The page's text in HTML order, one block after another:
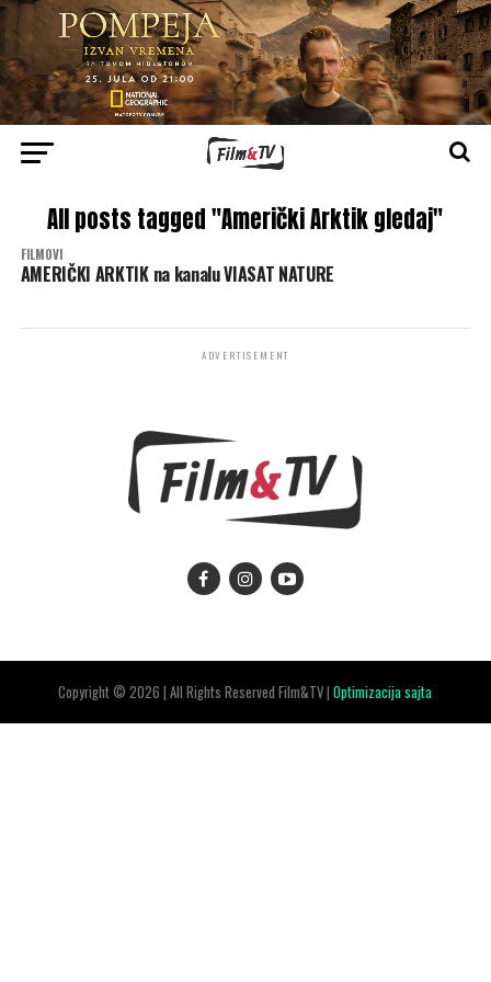
All posts tagged "Američki Arktik gledaj"
FILMOVI
AMERIČKI ARKTIK na kanalu VIASAT NATURE
ADVERTISEMENT
Copyright © 2026 | All Rights Reserved Film&TV |Optimizacija sajta